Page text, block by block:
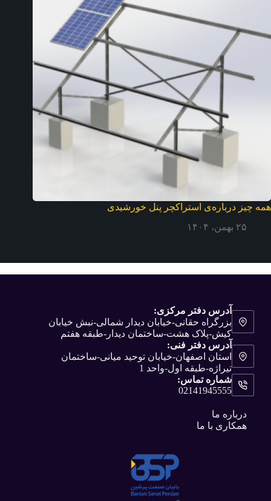
همه چیز درباره‌ی استراکچر پنل خورشیدی
۲۵ بهمن، ۱۴۰۴
آدرس دفتر مرکزی:
بزرگراه حقانی-خیابان دیدار شمالی-نبش خیابان
کیش-پلاک هشت-ساختمان دیدار-طبقه هفتم
آدرس دفتر فنی:
استان اصفهان-خیابان توحید میانی-ساختمان
تیراژه-طبقه اول-واحد 1
شماره تماس:
02141945555
درباره ما
همکاری با ما